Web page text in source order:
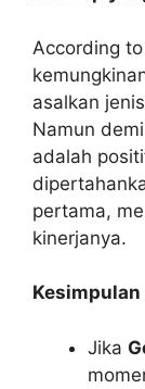
According
asalkan
Namun
adalah
pertama,
kinerjanya.
Kesimpulan
Jika